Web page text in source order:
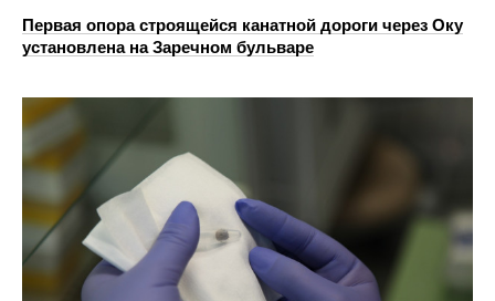
Первая опора строящейся канатной дороги через Оку
установлена на Заречном бульваре